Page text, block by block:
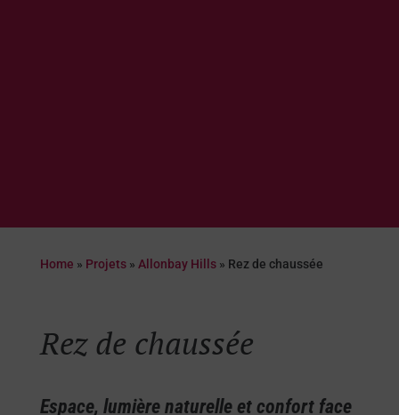
Home » Projets» Allonbay Hills» Rez de chaussée
Rez de chaussée
Espace, lumière naturelle et confort face